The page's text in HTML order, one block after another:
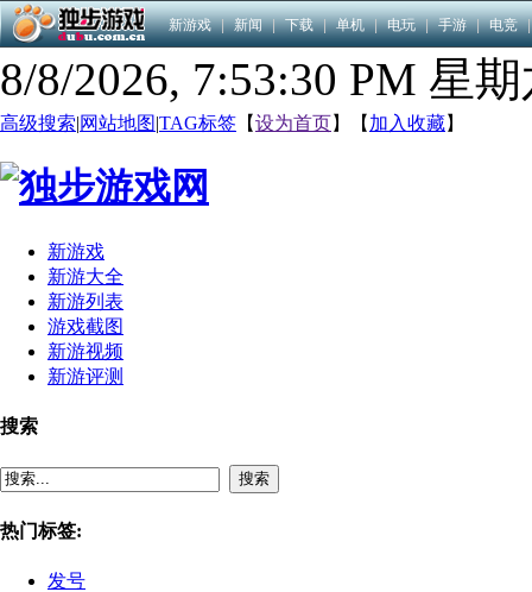
新游戏 | 新闻 | 下载 | 单机 | 电玩 | 手游 | 电竞 |
8/8/2026, 7:53:32 PM 星
高级搜索|网站地图|TAG标签 【设为首页】【 加入收藏】
新游戏
新游大全
新游列表
游戏截图
新游视频
新游评测
搜索
搜索
热门标签:
发号